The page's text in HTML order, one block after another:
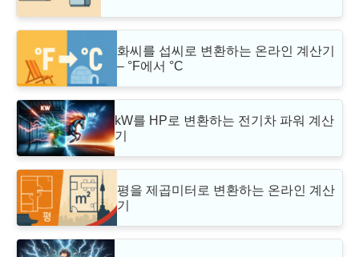
화씨를 섭씨로 변환하는 온라인 계산기
– °F에서 °C
kW를 HP로 변환하는 전기차 파워 계산
기
평을 제곱미터로 변환하는 온라인 계산
기